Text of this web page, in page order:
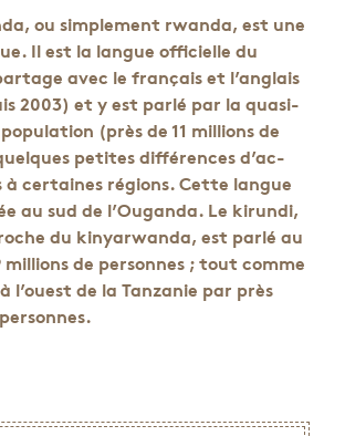
ou sim­ple­ment rwanda, est une
Il est la langue offi­cielle du
avec le fran­çais et l’an­glais
2003) et y est parlé par la quasi-
(près de 11 mil­lions de
petites dif­fé­rences d’ac­
à cer­taines régions. Cette langue
au sud de l’Ou­ganda. Le kirundi,
du kinyar­wanda, est parlé au
mil­lions de per­sonnes ; tout comme
l’ouest de la Tan­za­nie par près